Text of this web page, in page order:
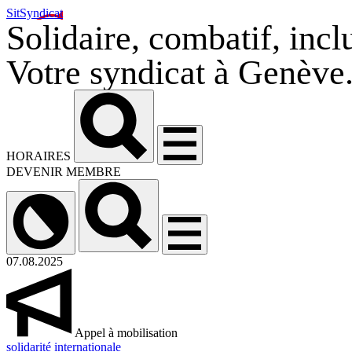
SitSyndicat
Solidaire, combatif,
Votre syndicat à Genève.
HORAIRES
DEVENIR MEMBRE
07.08.2025
Appel à mobilisation
solidarité internationale